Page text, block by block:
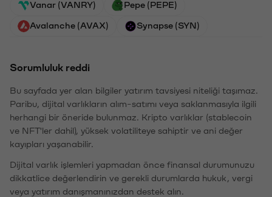
Vanar (VANRY) Pepe (PEPE)
Avalanche (AVAX) Synapse (SYN)
Sorumluluk reddi
Bu sayfada yer alan bilgiler yatırım tavsiyesi niteliği taşımaz.
Paribu, dijital varlıkların alım-satımı veya saklanmasıyla ilgili
herhangi bir öneride bulunmaz. Kripto varlıklar (stablecoin
ve NFT'ler dahil), yüksek volatiliteye sahiptir ve ani değer
kayıpları yaşanabilir.
Dijital varlık işlemleri yapmadan önce finansal durumunuzu
dikkatlice değerlendirin ve gerekli durumlarda hukuk, vergi
veya yatırım danışmanınızdan destek alın.